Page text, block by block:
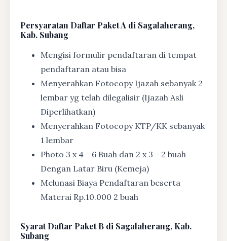
Persyaratan Daftar Paket A di Sagalaherang,
Kab. Subang
Mengisi formulir pendaftaran di tempat
pendaftaran atau bisa
Menyerahkan Fotocopy Ijazah sebanyak 2
lembar yg telah dilegalisir (Ijazah Asli
Diperlihatkan)
Menyerahkan Fotocopy KTP/KK sebanyak
1 lembar
Photo 3 x 4 = 6 Buah dan 2 x 3 = 2 buah
Dengan Latar Biru (Kemeja)
Melunasi Biaya Pendaftaran beserta
Materai Rp.10.000 2 buah
SyaratDaftar Paket B di Sagalaherang, Kab.
Subang